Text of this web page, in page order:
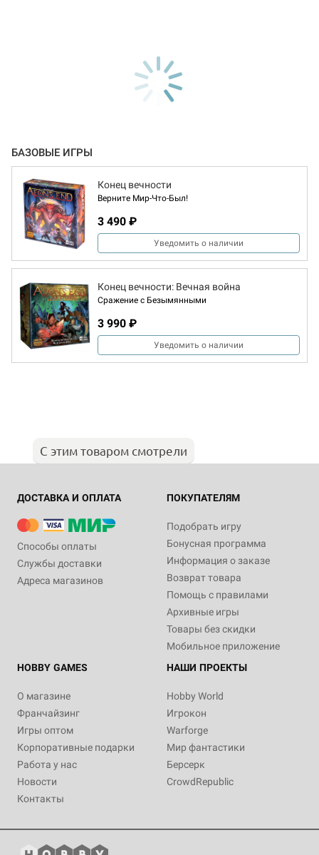
БАЗОВЫЕ ИГРЫ
Конец вечности
Верните Мир-Что-Был!
3 490 ₽
Уведомить о наличии
Конец вечности: Вечная война
Сражение с Безымянными
3 990 ₽
Уведомить о наличии
С этим товаром смотрели
ДОСТАВКА И ОПЛАТА
Способы оплаты
Службы доставки
Адреса магазинов
ПОКУПАТЕЛЯМ
Подобрать игру
Бонусная программа
Информация о заказе
Возврат товара
Помощь с правилами
Архивные игры
Товары без скидки
Мобильное приложение
HOBBY GAMES
О магазине
Франчайзинг
Игры оптом
Корпоративные подарки
Работа у нас
Новости
Контакты
НАШИ ПРОЕКТЫ
Hobby World
Игрокон
Warforge
Мир фантастики
Берсерк
CrowdRepublic